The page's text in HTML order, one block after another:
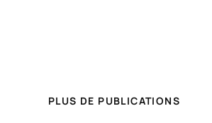
PLUS DE PUBLICATIONS